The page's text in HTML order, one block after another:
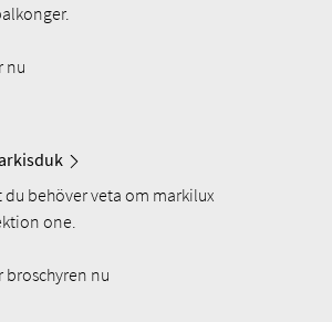
nu
behöver veta om markilux
one.
broschyren nu